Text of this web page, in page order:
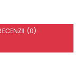
(0)